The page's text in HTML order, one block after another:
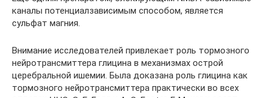
каналы потенциалзависимым способом, является
сульфат магния.
Внимание исследователей привлекает роль тормозного
нейротрансмиттера глицина в механизмах острой
церебральной ишемии. Была доказана роль глицина как
тормозного нейротрансмиттера практически во всех